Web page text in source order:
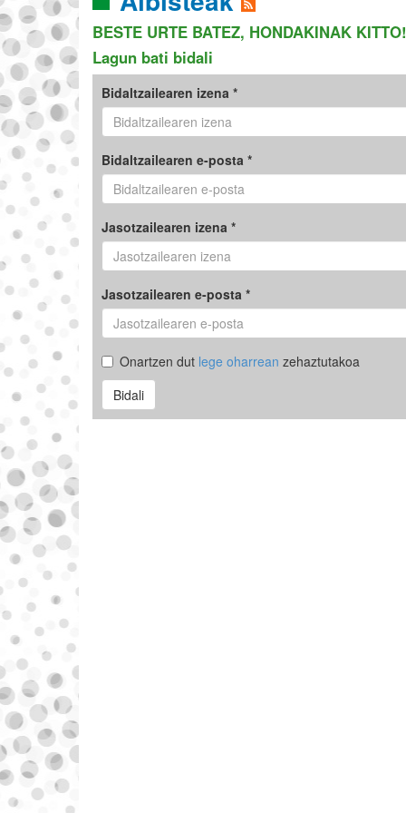
BESTE URTE BATEZ, HONDAKINAK KITTO!
Lagun bati bidali
Bidaltzailearen izena *
Bidaltzailearen e-posta *
Jasotzailearen izena *
Jasotzailearen e-posta *
Onartzen dut lege oharrean zehaztutakoa
Bidali